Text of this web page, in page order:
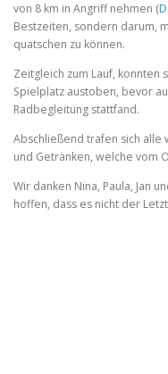
von 8 km in Angriff nehmen (
Bestzeiten, sondern darum,
quatschen zu können.
Zeitgleich zum Lauf, konnten
Spielplatz austoben, bevor
Radbegleitung stattfand.
Abschließend trafen sich alle
und Getränken, welche vom
Wir danken Nina, Paula, Jan
hoffen, dass es nicht der